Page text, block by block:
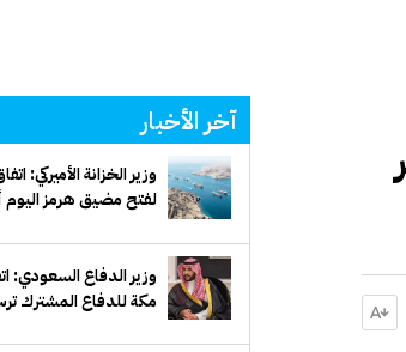
آخر الأخبار
وزير الخزانة الأميركي:
لفتح مضيق هرمز اليوم
وزير الدفاع السعودي:
مكة للدفاع المشترك